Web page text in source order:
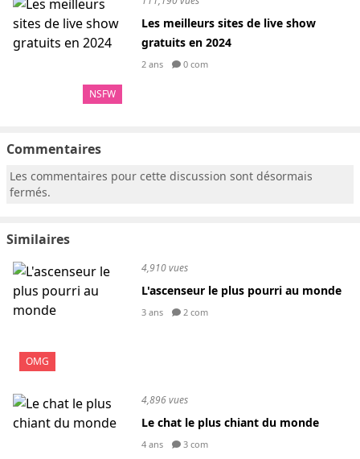
NSFW
Les meilleurs sites de live show
gratuits en 2024
2 ans 0 com
Commentaires
Les commentaires pour cette discussion sont désormais
fermés.
Similaires
OMG
4,910 vues
L'ascenseur le plus pourri au monde
3 ans 2 com
4,896 vues
Le chat le plus chiant du monde
4 ans 3 com